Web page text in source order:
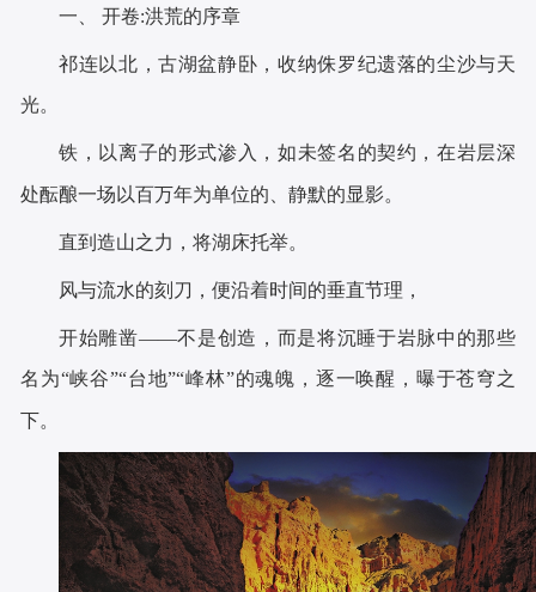
一、 开卷:洪荒的序章
祁连以北，古湖盆静卧，收纳侏罗纪遗落的尘沙与天
光。
铁，以离子的形式渗入，如未签名的契约，在岩层深
处酝酿一场以百万年为单位的、静默的显影。
直到造山之力，将湖床托举。
风与流水的刻刀，便沿着时间的垂直节理，
开始雕凿——不是创造，而是将沉睡于岩脉中的那些
名为“峡谷”“台地”“峰林”的魂魄，逐一唤醒，曝于苍穹之
下。